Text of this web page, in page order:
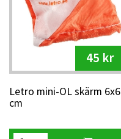
45 kr
Letro mini-OL skärm 6x6
cm